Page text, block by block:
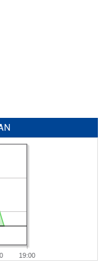
19:00